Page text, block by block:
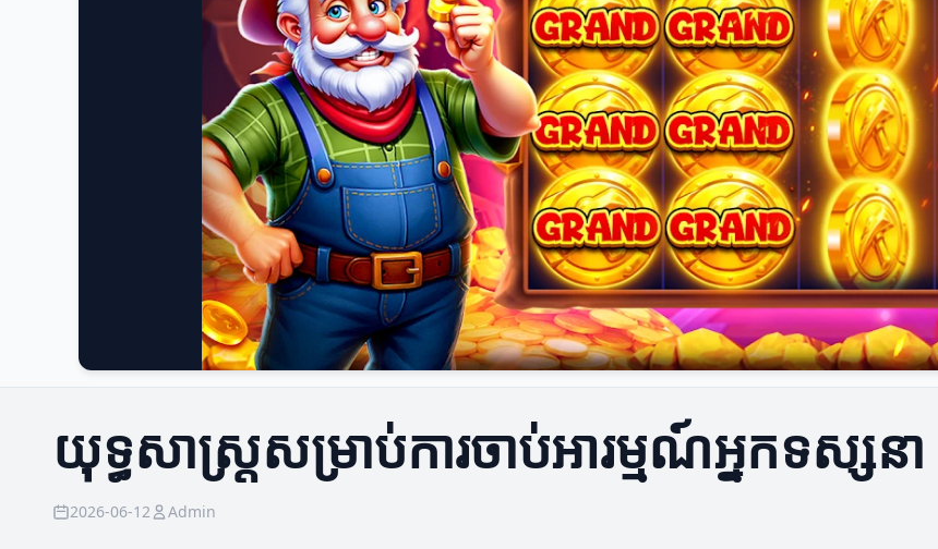
យុទ្ធសាស្ត្រសម្រាប់ការចាប់អារម្មណ៍អ្នកទស្សនា
2026-06-12 Admin